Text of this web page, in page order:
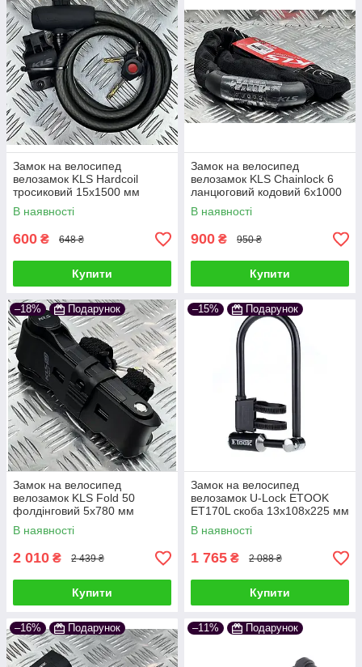
Замок на велосипед
велозамок KLS Hardcoil
тросиковий 15x1500 мм
чорний
В наявності
600 ₴ 648 ₴
Купити
Замок на велосипед
велозамок KLS Chainlock 6
ланцюговий кодовий 6x1000
мм чорний
В наявності
900 ₴ 950 ₴
Купити
–18% Подарунок
Замок на велосипед
велозамок KLS Fold 50
фолдінговий 5х780 мм
чорний
В наявності
2 010 ₴ 2 439 ₴
Купити
–15% Подарунок
Замок на велосипед
велозамок U-Lock ETOOK
ET170L скоба 13x108x225 мм
чорний
В наявності
1 765 ₴ 2 088 ₴
Купити
–16% Подарунок –11% Подарунок